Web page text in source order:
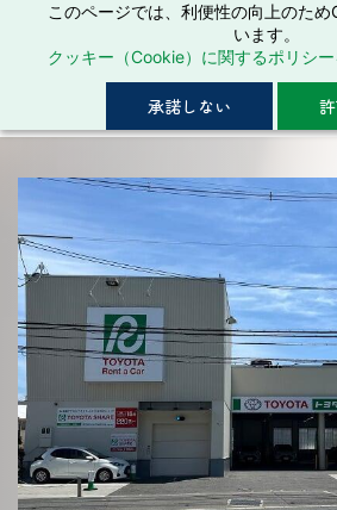
このページでは、利便性の向上のた
います。
クッキー（Cookie）に関するポリシー
承諾しない
トヨタレンタカー阪急高槻
シェア併設店